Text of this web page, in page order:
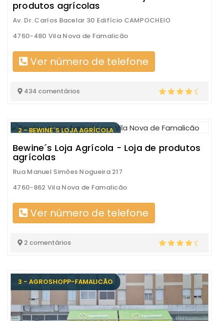
produtos agrícolas
Av. Dr. Carlos Bacelar 30 Edifício CAMPOCHEIO
4760-480 Vila Nova de Famalicão
Ver número de telefone
434 comentários
2 - BEWINE´S LOJA AGRÍCOLA
Bewine´s Loja Agrícola - Loja de produtos
agrícolas
Rua Manuel Simões Nogueira 217
4760-862 Vila Nova de Famalicão
Ver número de telefone
2 comentários
3 - AGROSHOPP-FAMALICÃO